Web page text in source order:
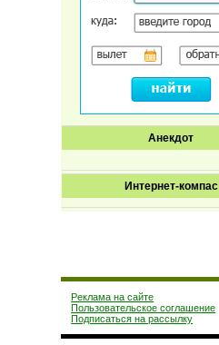
Анекдот
Интернет-компас
Реклама на сайте
Пользовательское соглашение
Подписаться на рассылку